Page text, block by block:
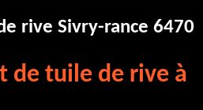
rive Sivry-rance 6470
de tuile de rive à